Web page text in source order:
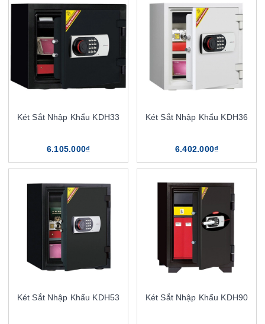
Két Sắt Nhập Khẩu KDH33
6.105.000₫
Két Sắt Nhập Khẩu KDH36
6.402.000₫
Két Sắt Nhập Khẩu KDH53 Két Sắt Nhập Khẩu KDH90